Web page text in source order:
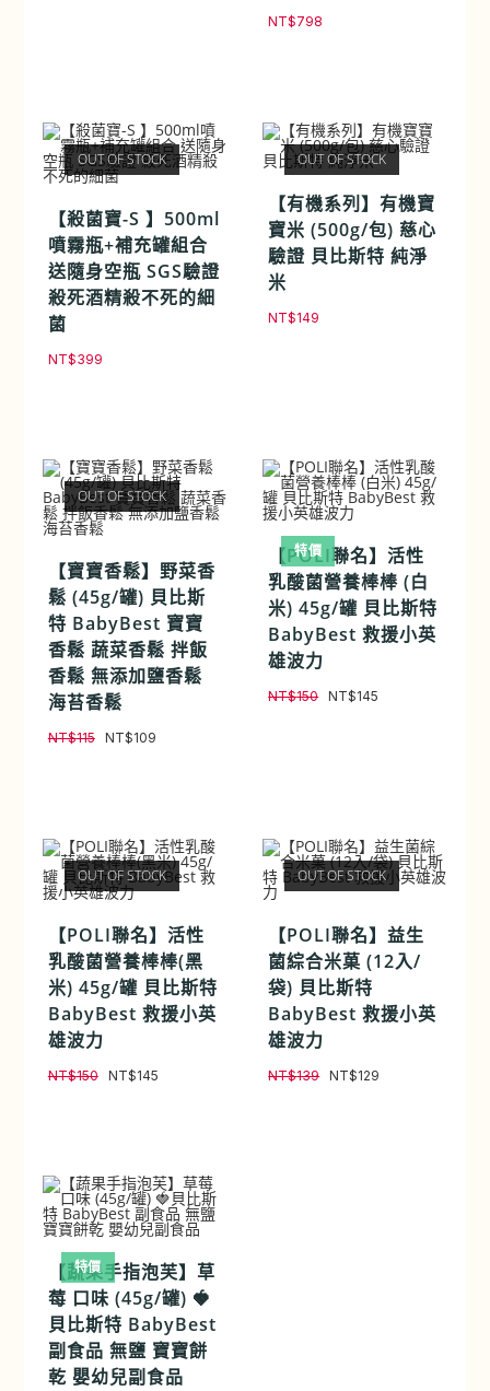
NT$798
OUT OF STOCK
【殺菌寶-S 】500ml
噴霧瓶+補充罐組合
送隨身空瓶 SGS驗證
殺死酒精殺不死的細
菌
NT$399
OUT OF STOCK
【有機系列】有機寶
寶米 (500g/包) 慈心
驗證 貝比斯特 純淨
米
NT$149
OUT OF STOCK
【寶寶香鬆】野菜香
鬆 (45g/罐) 貝比斯
特 BabyBest 寶寶
香鬆 蔬菜香鬆 拌飯
香鬆 無添加鹽香鬆
海苔香鬆
NT$115 NT$109
特價
【POLI聯名】活性
乳酸菌營養棒棒 (白
米) 45g/罐 貝比斯特
BabyBest 救援小英
雄波力
NT$150 NT$145
OUT OF STOCK
【POLI聯名】活性
乳酸菌營養棒棒(黑
米) 45g/罐 貝比斯特
BabyBest 救援小英
雄波力
NT$150 NT$145
OUT OF STOCK
【POLI聯名】益生
菌綜合米菓 (12入/
袋) 貝比斯特
BabyBest 救援小英
雄波力
NT$139 NT$129
特價
【蔬果手指泡芙】草
莓 口味 (45g/罐) 🍓
貝比斯特 BabyBest
副食品 無鹽 寶寶餅
乾 嬰幼兒副食品